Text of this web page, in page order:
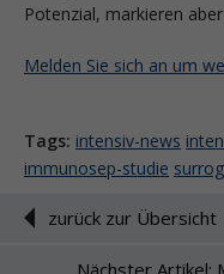
Potenzial, markieren
Melden Sie sich an um
Tags: intensiv-news
immunosep-studie
zurück zur Übersicht
Nächster Artikel: